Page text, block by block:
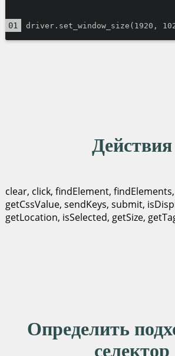
driver.set_window_size(1920,
Действия
clear, click, findElement,
getCssValue, sendKeys, submit,
getLocation, isSelected, getSize,
Определить
селектор